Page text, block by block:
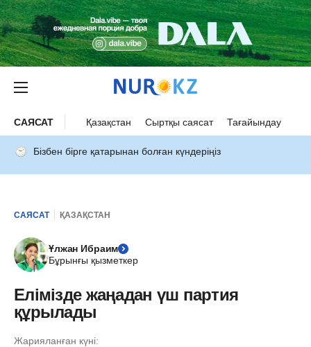
САЯСАТ Қазақстан Сыртқы саясат Тағайындау
Бізбен бірге қатарынан болған күндеріңіз
САЯСАТ ҚАЗАҚСТАН
Ұлжан Ибраим
Бұрынғы қызметкер
Елімізде жаңадан үш партия
құрылады
Жарияланған күні: